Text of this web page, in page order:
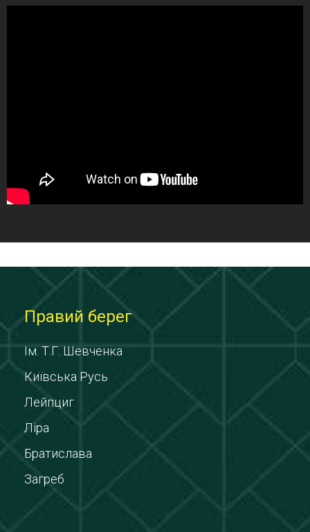
Правий берег
Ім. Т.Г. Шевченка
Київська Русь
Лейпциг
Ліра
Братислава
Загреб